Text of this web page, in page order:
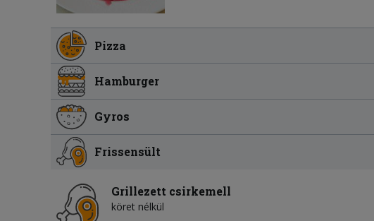
Pizza
Hamburger
Gyros
Frissensült
Grillezett csirkemell
köret nélkül